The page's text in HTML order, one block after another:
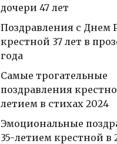
дочери 47 лет
Поздравления с Днем
крестной 37 лет в
года
Самые трогательные
поздравления
летием в стихах 2024
Эмоциональные
35-летием крестной в